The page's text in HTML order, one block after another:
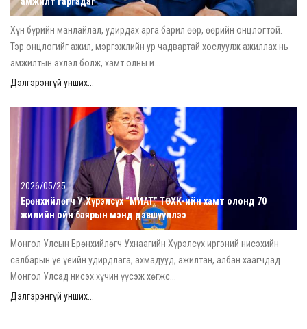
Хүн бүрийн манлайлал, удирдах арга барил өөр, өөрийн онцлогтой.
Тэр онцлогийг ажил, мэргэжлийн ур чадвартай хослуулж ажиллах нь
амжилтын эхлэл болж, хамт олны и...
Дэлгэрэнгүй унших...
2026/05/25
Ерөнхийлөгч У.Хүрэлсүх “МИАТ” ТӨХК-ийн хамт олонд 70
жилийн ойн баярын мэнд дэвшүүллээ
Монгол Улсын Ерөнхийлөгч Ухнаагийн Хүрэлсүх иргэний нисэхийн
салбарын үе үеийн удирдлага, ахмадууд, ажилтан, албан хаагчдад
Монгол Улсад нисэх хүчин үүсэж хөгжс...
Дэлгэрэнгүй унших...